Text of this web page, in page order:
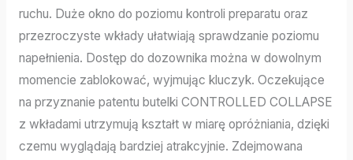
ruchu. Duże okno do poziomu kontroli preparatu oraz
przezroczyste wkłady ułatwiają sprawdzanie poziomu
napełnienia. Dostęp do dozownika można w dowolnym
momencie zablokować, wyjmując kluczyk. Oczekujące
na przyznanie patentu butelki CONTROLLED COLLAPSE
z wkładami utrzymują kształt w miarę opróżniania, dzięki
czemu wyglądają bardziej atrakcyjnie. Zdejmowana